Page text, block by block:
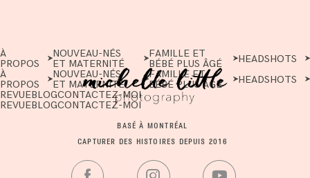
À
PROPOS
NOUVEAU-NÉS
ET MATERNITÉ
FAMILLE ET
BÉBÉ PLUS ÂGÉ
HEADSHOTS
À
PROPOS
NOUVEAU-NÉS
ET MATERNITÉ
FAMILLE ET
BÉBÉ PLUS ÂGÉ
HEADSHOTS
REVUEBLOGCONTACTEZ-MOI
REVUEBLOGCONTACTEZ-MOI
BASÉ À MONTRÉAL
CAPTURER DES HISTOIRES DEPUIS 2016